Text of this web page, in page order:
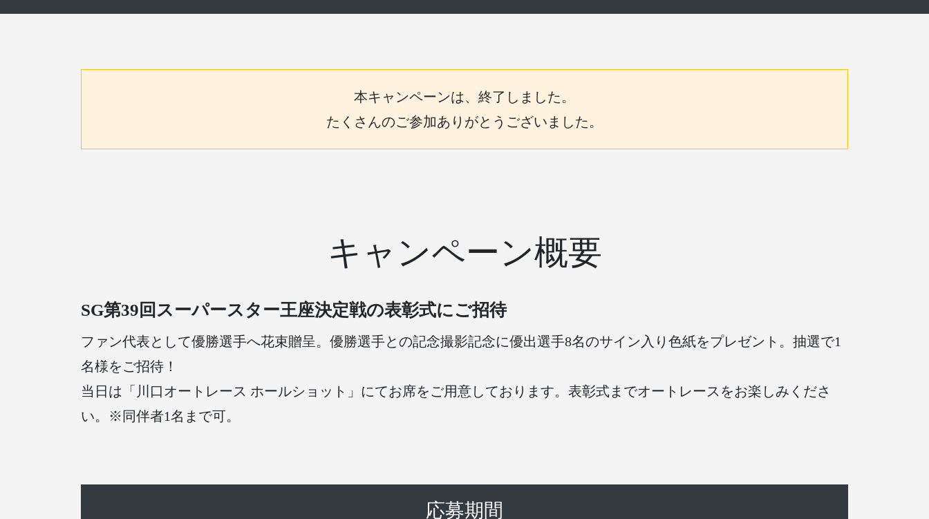
本キャンペーンは、終了しました。
たくさんのご参加ありがとうございました。
キャンペーン概要
SG第39回スーパースター王座決定戦の表彰式にご招待
ファン代表として優勝選手へ花束贈呈。優勝選手との記念撮影記念に優出選手8名のサイン入り色紙をプレゼント。抽選で1
名様をご招待！
当日は「川口オートレース ホールショット」にてお席をご用意しております。表彰式までオートレースをお楽しみくださ
い。※同伴者1名まで可。
応募期間